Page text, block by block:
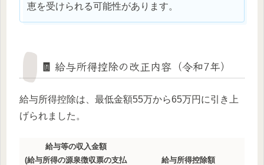
恵を受けられる可能性があります。
🧾 給与所得控除の改正内容（令和7年）
給与所得控除は、最低金額55万から65万円に引き上
げられました。
給与等の収入金額
(給与所得の源泉徴収票の支払
給与所得控除額